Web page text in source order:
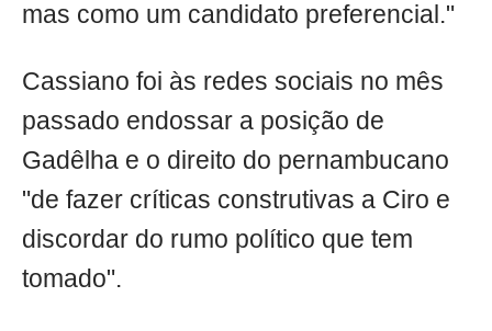
mas como um candidato preferencial."
Cassiano foi às redes sociais no mês
passado endossar a posição de
Gadêlha e o direito do pernambucano
"de fazer críticas construtivas a Ciro e
discordar do rumo político que tem
tomado".